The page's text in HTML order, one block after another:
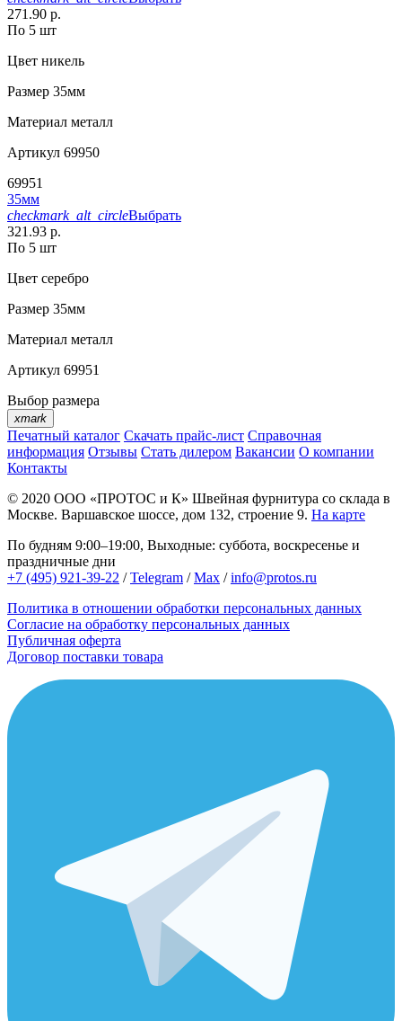
271.90 р.
По 5 шт
Цвет никель
Размер 35мм
Материал металл
Артикул 69950
69951
35мм
checkmark_alt_circleВыбрать
321.93 р.
По 5 шт
Цвет серебро
Размер 35мм
Материал металл
Артикул 69951
Выбор размера
xmark
Печатный каталог Скачать прайс-лист Справочная
информация Отзывы Стать дилером Вакансии О компании
Контакты
© 2020 ООО «ПРОТОС и К» Швейная фурнитура со склада в
Москве. Варшавское шоссе, дом 132, строение 9. На карте
По будням 9:00–19:00, Выходные: суббота, воскресенье и
праздничные дни
+7 (495) 921-39-22 /Telegram /Max /info@protos.ru
Политика в отношении обработки персональных данных
Согласие на обработку персональных данных
Публичная оферта
Договор поставки товара